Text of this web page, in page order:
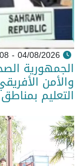
04/08/2026 - 15:08
الجمهورية
والأمن
التعليم